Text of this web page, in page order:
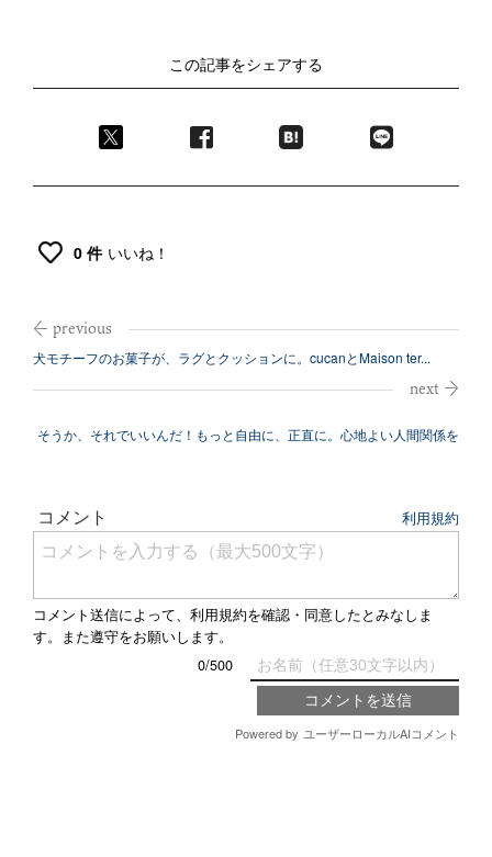
この記事をシェアする
0 件 いいね！
犬モチーフのお菓子が、ラグとクッションに。cucanとMaison ter...
そうか、それでいいんだ！もっと自由に、正直に。心地よい人間関係を